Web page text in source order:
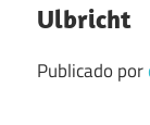
Ulbricht
Publicado por